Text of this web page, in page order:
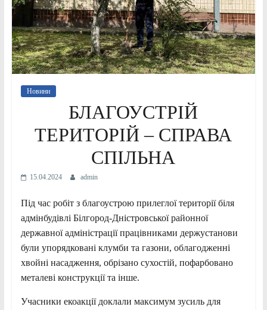
Новини
БЛАГОУСТРІЙ
ТЕРИТОРІЙ – СПРАВА
СПІЛЬНА
15.04.2024 admin
Під час робіт з благоустрою прилеглої території біля
адмінбудівлі Білгород-Дністровської районної
державної адміністрації працівниками держустанови
були упорядковані клумби та газони, облагодженні
хвойні насадження, обрізано сухостій, пофарбовано
металеві конструкції та інше.
Учасники екоакції доклали максимум зусиль для